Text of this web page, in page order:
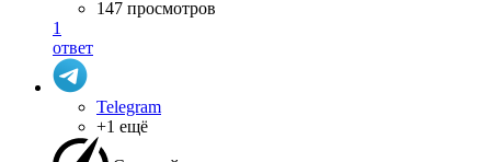
147 просмотров
1
ответ
Telegram
+1 ещё